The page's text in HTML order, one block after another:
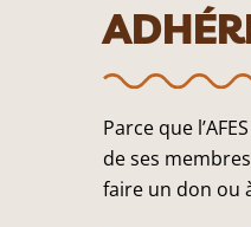
Parce que
de ses
faire un don ou